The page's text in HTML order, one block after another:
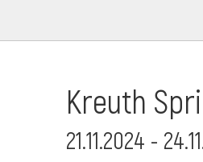
Kreuth
21.11.2024 -